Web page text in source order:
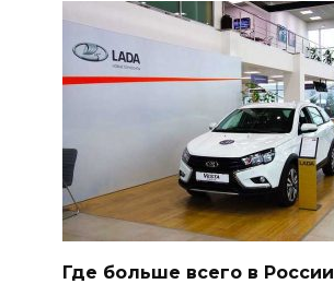
Где больше всего в России